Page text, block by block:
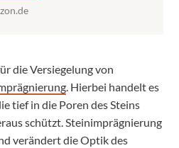
die Versiegelung von
. Hierbei handelt es
tief in die Poren des Steins
schützt. Steinimprägnierung
verändert die Optik des